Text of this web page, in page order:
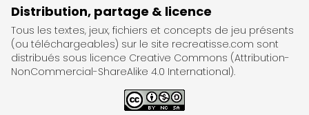
Distribution, partage & licence
Tous les textes, jeux, fichiers et concepts de jeu présents
(ou téléchargeables) sur le site recreatisse.com sont
distribués sous licence Creative Commons (Attribution-
NonCommercial-ShareAlike 4.0 International).